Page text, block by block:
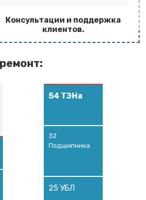
Консультации и поддержка
клиентов.
54 ТЭНа
32
Подшипника
25УБЛ